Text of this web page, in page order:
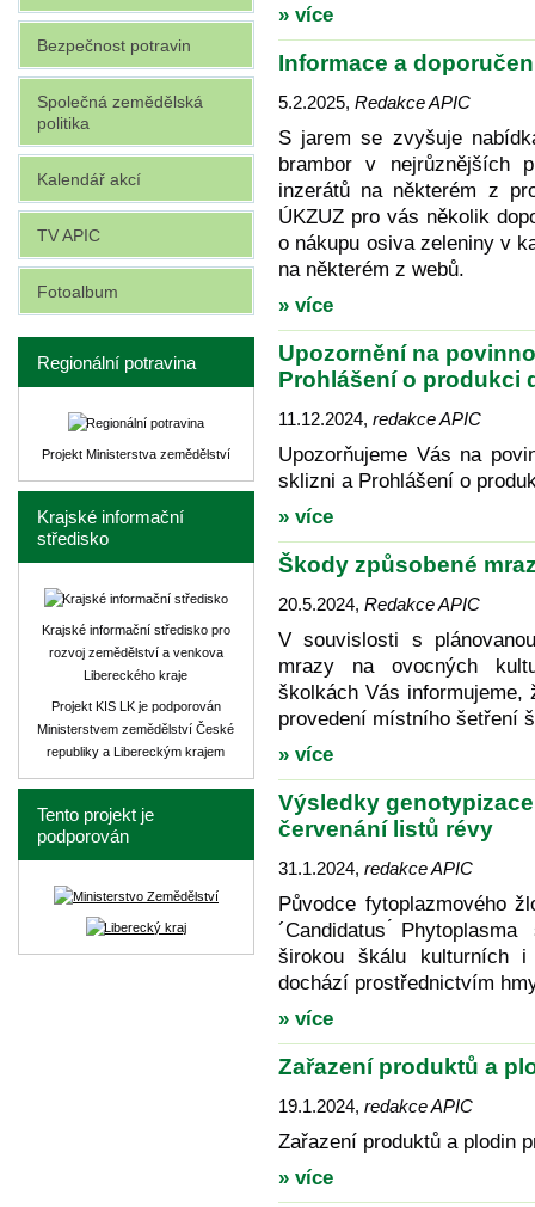
» více
Informace a
5.2.2025, Redakce APIC
S jarem se zvyšuje
brambor v nejrůznějších
inzerátů na některém z
ÚKZUZ pro vás několik
o nákupu osiva zeleniny v
na některém z webů.
» více
Upozornění na
Prohlášení o produkci
11.12.2024, redakce APIC
Upozorňujeme Vás na
sklizni a Prohlášení o
» více
Škody způsobené
20.5.2024, Redakce APIC
V souvislosti s
mrazy na ovocných
školkách Vás informujeme,
provedení místního šetření
» více
Výsledky
červenání listů révy
31.1.2024, redakce APIC
Původce fytoplazmového
´Candidatus
širokou škálu kulturních
dochází prostřednictvím
» více
Zařazení produktů a
19.1.2024, redakce APIC
Zařazení produktů a plodin
» více
Bezpečnost potravin
Společná zemědělská
politika
Kalendář akcí
TV APIC
Fotoalbum
Regionální potravina
Projekt Ministerstva zemědělství
Krajské informační
středisko
Krajské informační středisko pro
rozvoj zemědělství a venkova
Libereckého kraje
Projekt KIS LK je podporován
Ministerstvem zemědělství České
republiky a Libereckým krajem
Tento projekt je
podporován